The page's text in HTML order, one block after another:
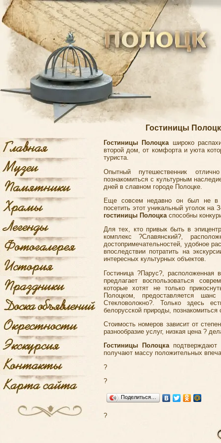
Гостиницы
Гостиницы Полоцкашироко
второй дом, от комфорта и уюта
туриста.
Опытный путешественник
познакомиться с культурным
дней в славном городе Полоцке
Еще совсем недавно он был не в
посетить этот уникальный уголок
гостиницы Полоцка способны
Для тех, кто привык быть в
комплекс ?Славянский?,
достопримечательностей, удобное
впоследствии потратить на
интересных культурных объектов.
Гостиница ?Парус?,
предлагает воспользоваться
которые хотят не только
Полоцком, предоставляется
Стекловолокно?. Только здесь
белорусской природы,
Стоимость номеров зависит от
разнообразие услуг, низкая цена ?
Гостиницы Полоцкаподтверждают
получают массу положительных
?
?
Поделиться…
?